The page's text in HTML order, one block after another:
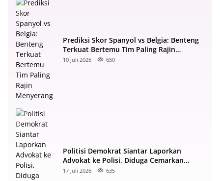
Prediksi Skor Spanyol vs Belgia: Benteng
Terkuat Bertemu Tim Paling Rajin
Menyerang
10 Juli 2026 650
Politisi Demokrat Siantar Laporkan
Advokat ke Polisi, Diduga Cemarkan
Nama Baik di Facebook
17 Juli 2026 635